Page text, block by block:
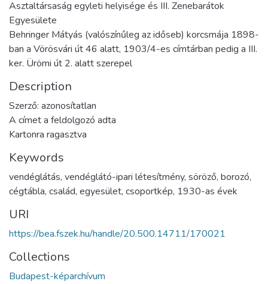
Asztaltársaság egyleti helyisége és III. Zenebarátok
Egyesülete
Behringer Mátyás (valószínűleg az időseb) korcsmája 1898-
ban a Vörösvári út 46 alatt, 1903/4-es címtárban pedig a III.
ker. Ürömi út 2. alatt szerepel
Description
Szerző: azonosítatlan
A címet a feldolgozó adta
Kartonra ragasztva
Keywords
vendéglátás, vendéglátó-ipari létesítmény, söröző, borozó,
cégtábla, család, egyesület, csoportkép, 1930-as évek
URI
https://bea.fszek.hu/handle/20.500.14711/170021
Collections
Budapest-képarchívum